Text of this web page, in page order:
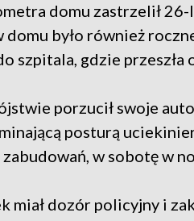
domu zastrzelił
domu było również
szpitala, gdzie przeszła
porzucił swoje
posturą
w sobotę w
miał dozór policyjny i